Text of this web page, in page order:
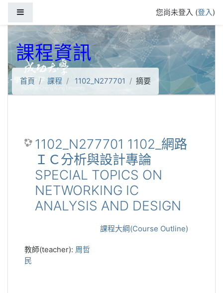
您尚未登入 (登入)
課程資訊
首頁 課程 1102_N277701 摘要
1102_N277701 1102_網路
ＩＣ分析與設計專論
SPECIAL TOPICS ON
NETWORKING IC
ANALYSIS AND DESIGN
課程大綱(Course Outline)
教師(teacher): 周哲
民